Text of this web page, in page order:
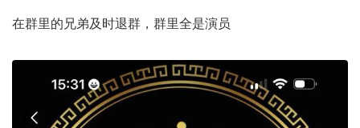
在群里的兄弟及时退群，群里全是演员